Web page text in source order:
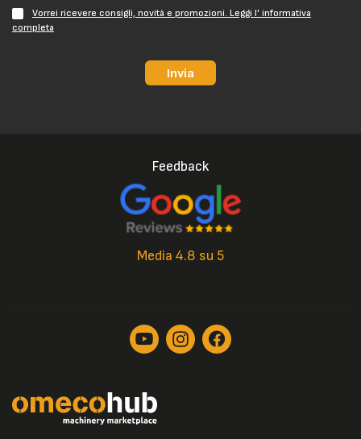
Vorrei ricevere consigli, novità e promozioni. Leggi l' informativa
completa
Invia
Feedback
Media 4.8 su 5